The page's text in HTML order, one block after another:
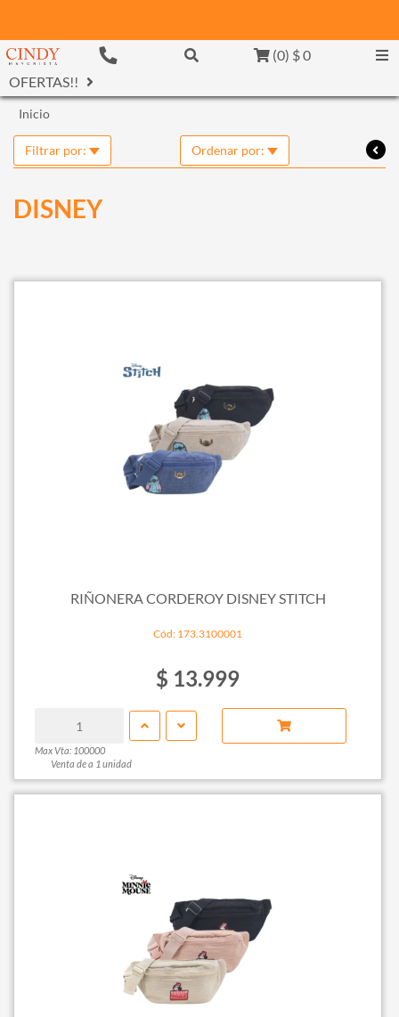
(0) $ 0
OFERTAS!!
Inicio
Filtrar por: Ordenar por:
DISNEY
RIÑONERA CORDEROY DISNEY STITCH
Cód: 173.3100001
$ 13.999
Max Vta: 100000
Venta de a 1 unidad